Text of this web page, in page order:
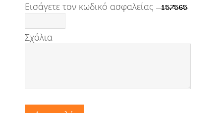
Εισάγετε τον κωδικό ασφαλείας
Σχόλια